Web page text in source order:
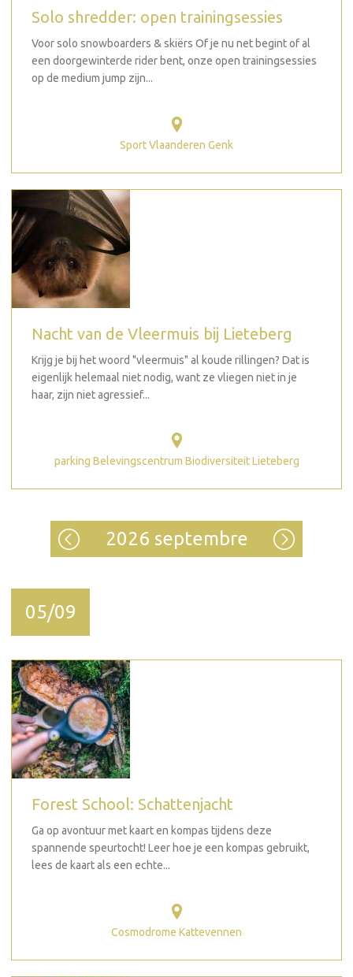
Solo shredder: open trainingsessies
Voor solo snowboarders & skiërs Of je nu net begint of al
een doorgewinterde rider bent, onze open trainingsessies
op de medium jump zijn...
Sport Vlaanderen Genk
Nacht van de Vleermuis bij Lieteberg
Krijg je bij het woord "vleermuis" al koude rillingen? Dat is
eigenlijk helemaal niet nodig, want ze vliegen niet in je
haar, zijn niet agressief...
parking Belevingscentrum Biodiversiteit Lieteberg
2026 septembre
05/09
Forest School: Schattenjacht
Ga op avontuur met kaart en kompas tijdens deze
spannende speurtocht! Leer hoe je een kompas gebruikt,
lees de kaart als een echte...
Cosmodrome Kattevennen